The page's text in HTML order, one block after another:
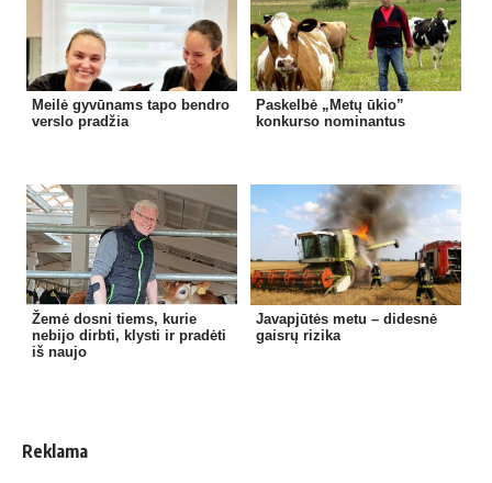
Meilė gyvūnams tapo bendro
verslo pradžia
Paskelbė „Metų ūkio”
konkurso nominantus
Žemė dosni tiems, kurie
nebijo dirbti, klysti ir pradėti
iš naujo
Javapjūtės metu – didesnė
gaisrų rizika
Reklama